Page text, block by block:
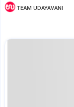
TEAM UDAYAVANI